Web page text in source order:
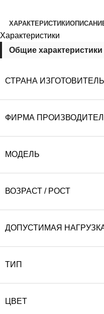
ХАРАКТЕРИСТИКИ
Характеристики
Общие характеристики
СТРАНА ИЗГОТОВИТЕЛЬ
ФИРМА
МОДЕЛЬ
ВОЗРАСТ / РОСТ
ДОПУСТИМАЯ
ТИП
ЦВЕТ